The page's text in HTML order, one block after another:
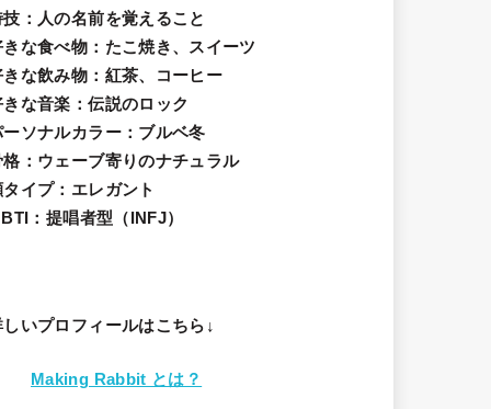
技 ：人の名前を覚えること
きな食べ物 ：たこ焼き、スイーツ
きな飲み物：紅茶、コーヒー
きな音楽：伝説のロック
ーソナルカラー：ブルベ冬
格：ウェーブ寄りのナチュラル
タイプ：エレガン ト
：提唱者型（INFJ）
しいプロフィールはこちら↓
Making Rabbit とは？